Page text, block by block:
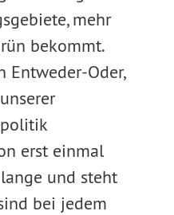
mehr
bekommt.
Entweder-Oder,
erst einmal
und steht
bei jedem